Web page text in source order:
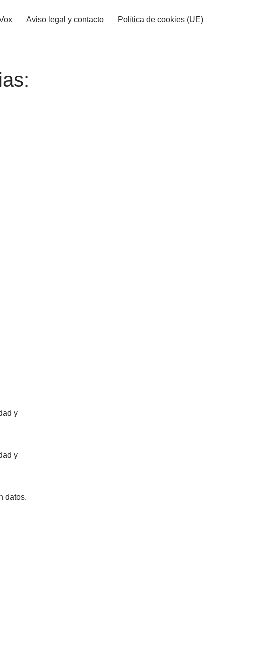
Aviso legal y contacto Política de cookies (UE)
y
y
datos.